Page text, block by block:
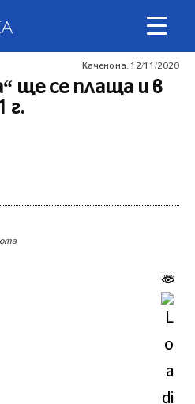
Качено на: 12/11/2020
ще се плаща и в
г.